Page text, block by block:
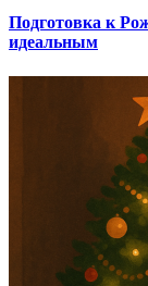
Подготовка к
идеальным